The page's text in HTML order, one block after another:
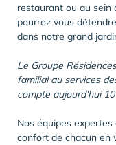
restaurant ou au sein
pourrez vous
dans notre grand
Le Groupe
familial au services
compte aujourd'hui
Nos équipes
confort de chacun en